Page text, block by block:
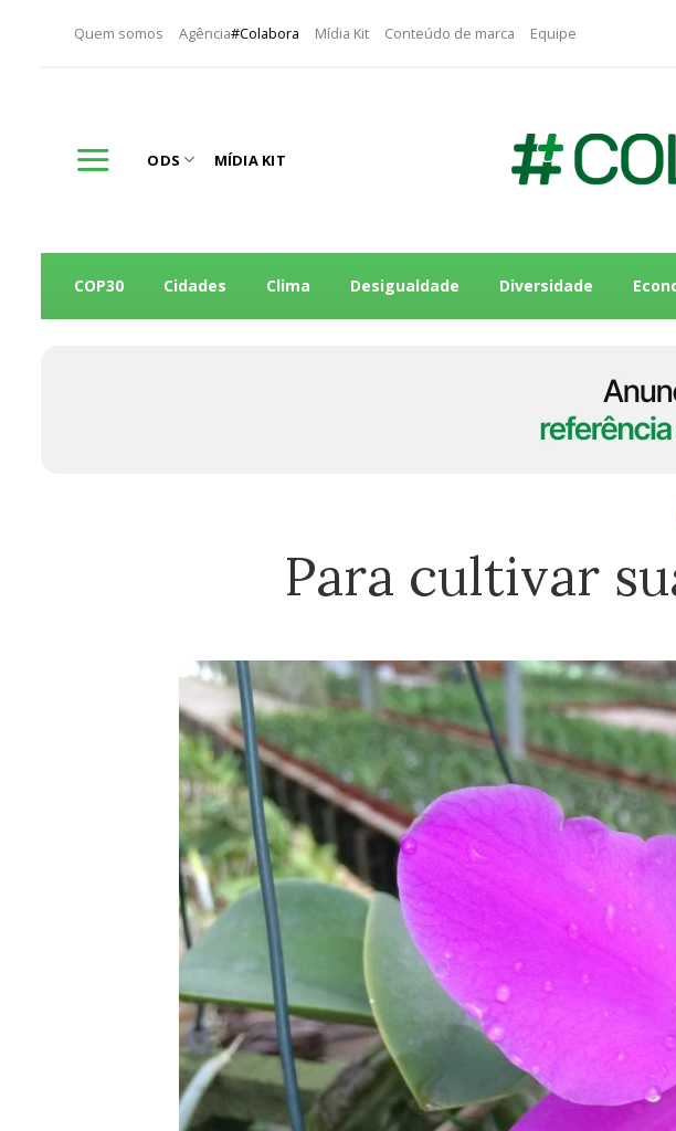
Quem somos Agência#Colabora Mídia Kit Conteúdo de marca Equipe
ODS MÍDIA KIT
COP30 Cidades Clima Desigualdade Diversidade
Para cultivar